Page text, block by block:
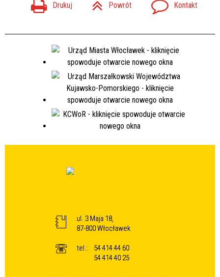
Drukuj Powrót Kontakt
ul. 3 Maja 18,
87-800 Włocławek
tel.:
54 414 44 60
54 414 40 25